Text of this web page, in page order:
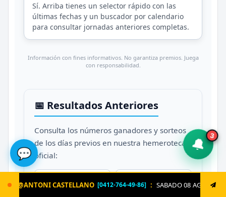
[0412-764-49-86] : SABADO 08 AGOSTO. Envía ya: LOTERIA al
Sí. Arriba tienes un selector rápido con las
últimas fechas y un buscador por calendario
para consultar jornadas anteriores completas.
Información con fines informativos. No garantiza premios. Juega
con responsabilidad.
📅 Resultados Anteriores
Consulta los números ganadores y sorteos
de los días previos en nuestra hemeroteca
oficial:
22/04
🔔
3
💬